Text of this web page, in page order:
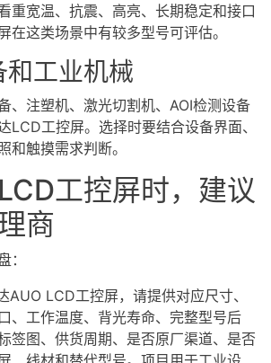
重宽温、抗震、高亮、长期稳定和接口
在这类场景中有较多型号可评估。
和工业机械
、注塑机、激光切割机、AOI检测设备
LCD工控屏。选择时要结合设备界面、
和触摸需求判断。
工控屏时，建议
商
：
AUO LCD工控屏，请提供对应尺寸、
、工作温度、背光寿命、完整型号后
签图、供货周期、是否原厂渠道、是否